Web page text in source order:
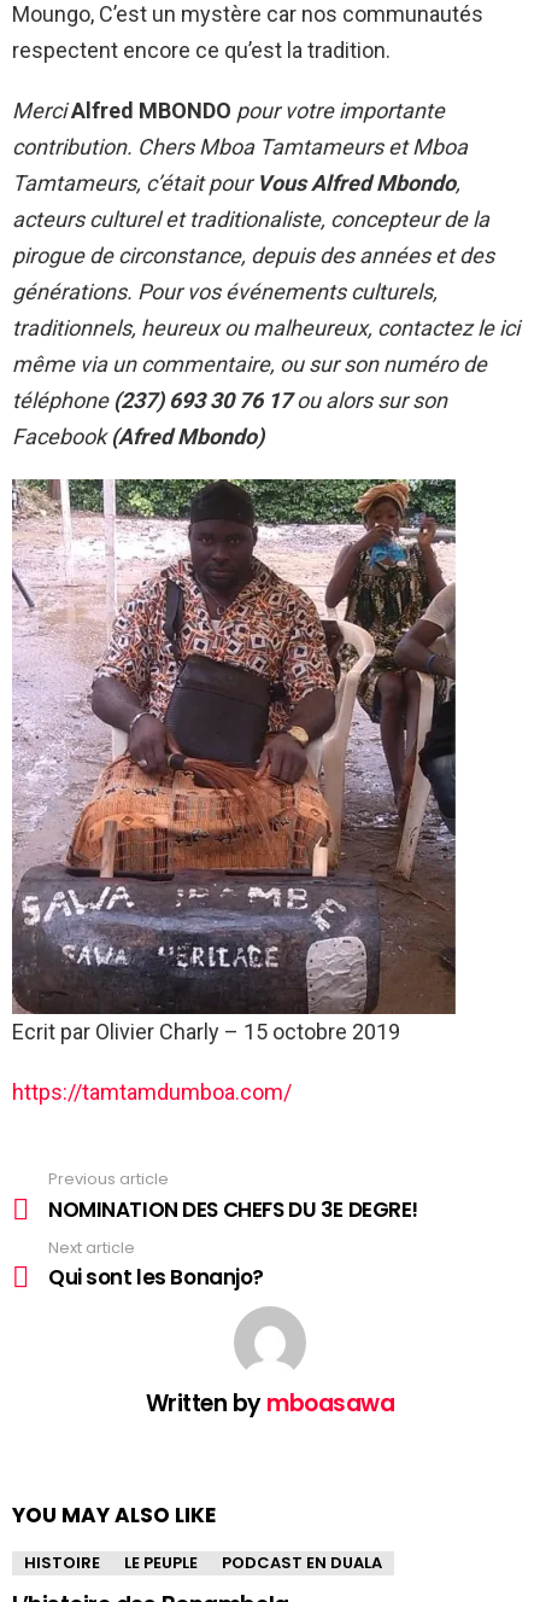
Moungo, C’est un mystère car nos communautés
respectent encore ce qu’est la tradition.
MerciAlfred MBONDO pour votre importante
contribution. Chers Mboa Tamtameurs et Mboa
Tamtameurs, c’était pour Vous Alfred Mbondo,
acteurs culturel et traditionaliste, concepteur de la
pirogue de circonstance, depuis des années et des
générations. Pour vos événements culturels,
traditionnels, heureux ou malheureux, contactez le ici
même via un commentaire, ou sur son numéro de
téléphone (237) 693 30 76 17ou alors sur son
Facebook(Afred Mbondo)
Ecrit par Olivier Charly – 15 octobre 2019
https://tamtamdumboa.com/
more
Previous article
NOMINATION DES CHEFS DU 3E DEGRE!
Next article
Qui sont les Bonanjo?
Written bymboasawa
YOU MAY ALSO LIKE
HISTOIRE LE PEUPLE PODCAST EN DUALA